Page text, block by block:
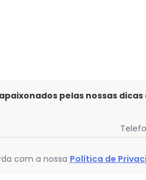
pelas nossas
com a nossa Política de